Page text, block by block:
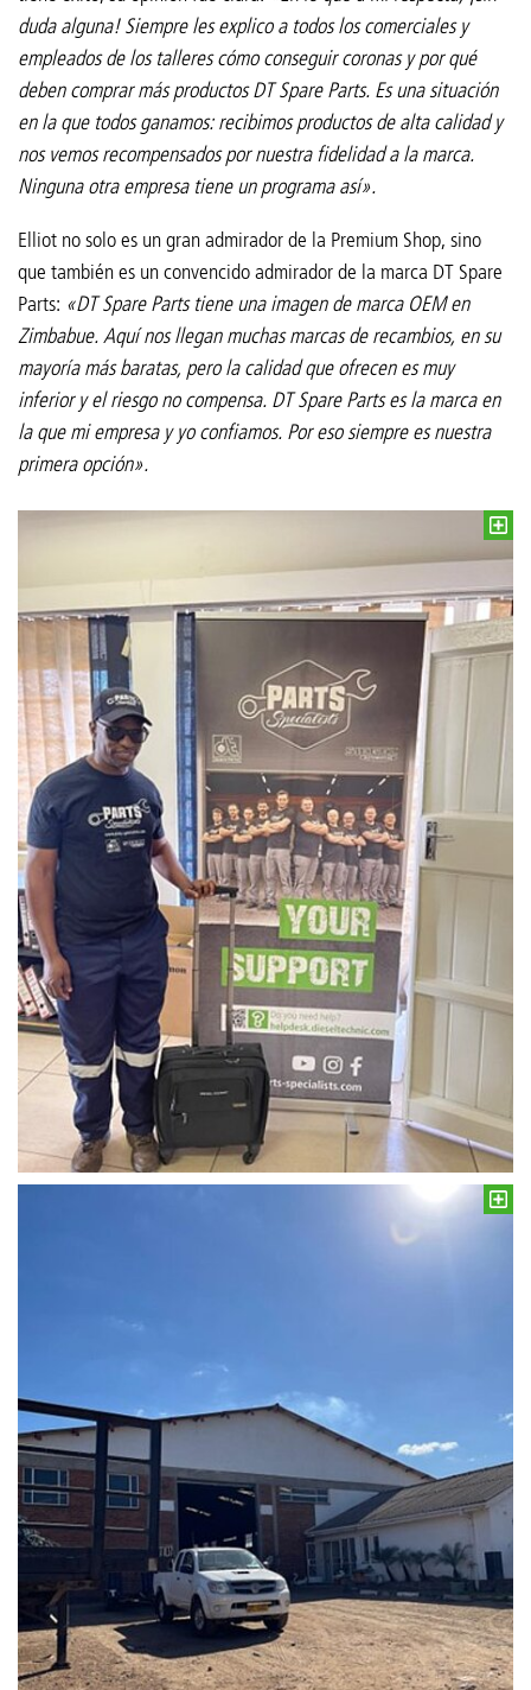
duda alguna! Siempre les explico a todos los comerciales y
empleados de los talleres cómo conseguir coronas y por qué
deben comprar más productos DT Spare Parts. Es una situación
en la que todos ganamos: recibimos productos de alta calidad y
nos vemos recompensados por nuestra fidelidad a la marca.
Ninguna otra empresa tiene un programa así».
Elliot no solo es un gran admirador de la Premium Shop, sino
que también es un convencido admirador de la marca DT Spare
Parts: «DT Spare Parts tiene una imagen de marca OEM en
Zimbabue. Aquí nos llegan muchas marcas de recambios, en su
mayoría más baratas, pero la calidad que ofrecen es muy
inferior y el riesgo no compensa. DT Spare Parts es la marca en
la que mi empresa y yo confiamos. Por eso siempre es nuestra
primera opción».